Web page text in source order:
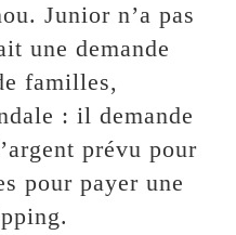
Junior n’a pas
une demande
familles,
: il demande
prévu pour
pour payer une